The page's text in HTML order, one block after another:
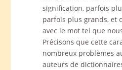
signification, parfois
parfois plus grands, et
avec le mot tel que
Précisons que cette
nombreux problèmes
auteurs de